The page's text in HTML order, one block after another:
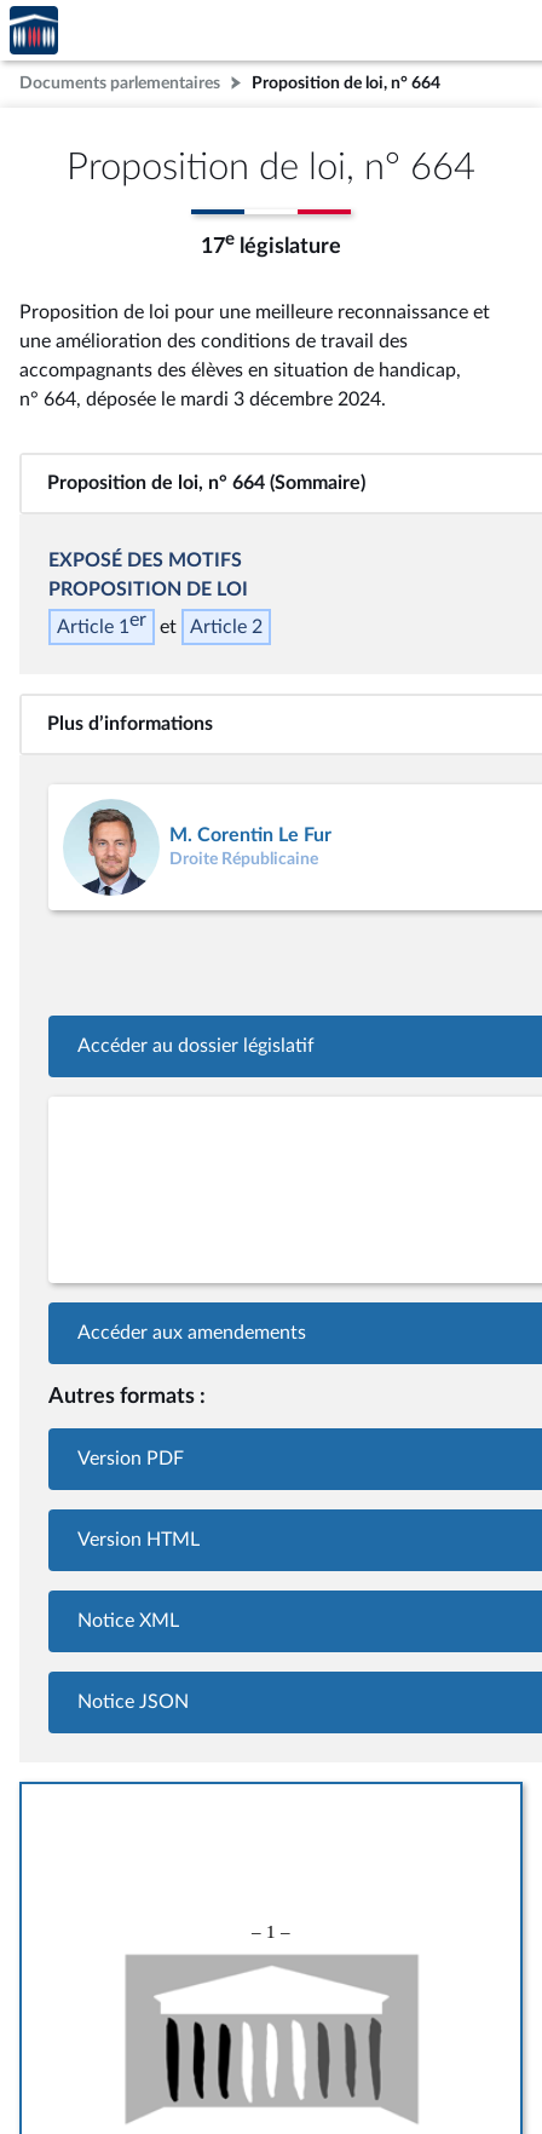
Aller au contenu
Aller en bas de la page
Accèder
à la
page
d'accueil
Documents parlementaires Proposition de loi, n° 664
Proposition de loi, n° 664
17e législature
Proposition de loi pour une meilleure reconnaissance et
une amélioration des conditions de travail des
accompagnants des élèves en situation de handicap,
n° 664, déposée le mardi 3 décembre 2024.
Proposition de loi, n° 664 (Sommaire)
EXPOSÉ DES MOTIFS
PROPOSITION DE LOI
Article 1er Article 2
Plus d’informations
M. Corentin Le Fur
Droite Républicaine
Accéder au dossier législatif
Accéder aux amendements
Autres formats :
Version PDF
Version HTML
Notice XML
Notice JSON